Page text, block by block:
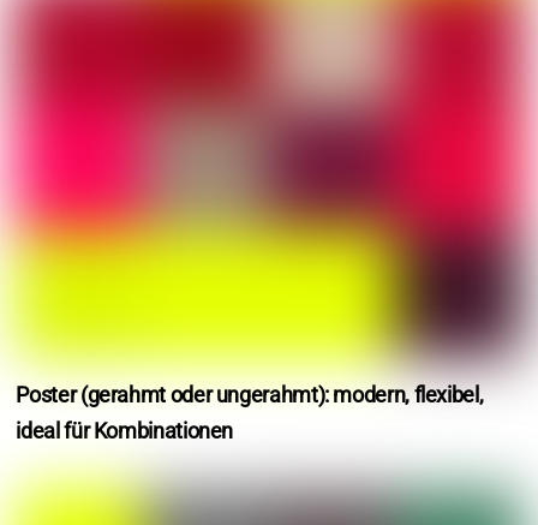
Poster (gerahmt oder ungerahmt): modern, flexibel,
ideal für Kombinationen